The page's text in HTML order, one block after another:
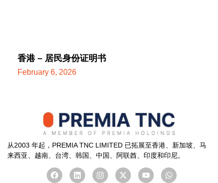
香港 – 居民身份证明书
February 6, 2026
从2003 年起，PREMIA TNC LIMITED 已拓展至香港、新加坡、马
来西亚、越南、台湾、韩国、中国、
阿联酋 、印度和印尼。